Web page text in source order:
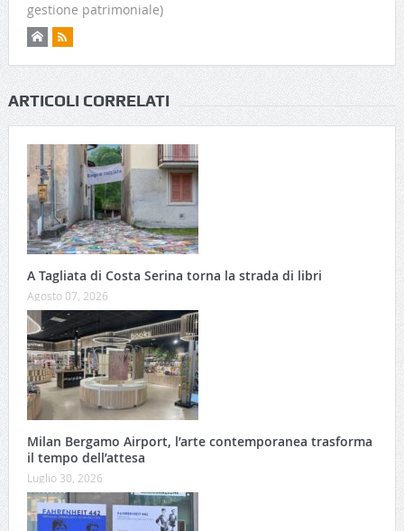
gestione patrimoniale)
ARTICOLI CORRELATI
A Tagliata di Costa Serina torna la strada di libri
Agosto 07, 2026
Milan Bergamo Airport, l’arte contemporanea trasforma
il tempo dell’attesa
Luglio 30, 2026